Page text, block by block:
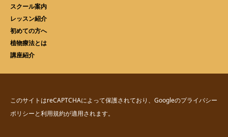
スクール案内
レッスン紹介
初めての方へ
植物療法とは
講座紹介
このサイトはreCAPTCHAによって保護されており、Googleのプライバシー
ポリシーと利用規約が適用されます。